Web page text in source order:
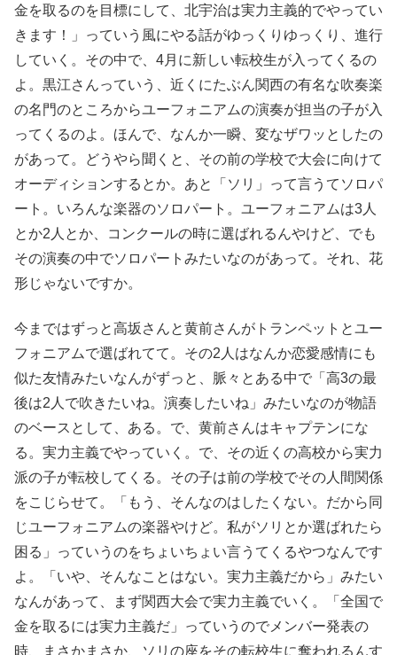
金を取るのを目標にして、北宇治は実力主義的でやってい
きます！」っていう風にやる話がゆっくりゆっくり、進行
していく。その中で、4月に新しい転校生が入ってくるの
よ。黒江さんっていう、近くにたぶん関西の有名な吹奏楽
の名門のところからユーフォニアムの演奏が担当の子が入
ってくるのよ。ほんで、なんか一瞬、変なザワッとしたの
があって。どうやら聞くと、その前の学校で大会に向けて
オーディションするとか。あと「ソリ」って言うてソロパ
ート。いろんな楽器のソロパート。ユーフォニアムは3人
とか2人とか、コンクールの時に選ばれるんやけど、でも
その演奏の中でソロパートみたいなのがあって。それ、花
形じゃないですか。
今まではずっと高坂さんと黄前さんがトランペットとユー
フォニアムで選ばれてて。その2人はなんか恋愛感情にも
似た友情みたいなんがずっと、脈々とある中で「高3の最
後は2人で吹きたいね。演奏したいね」みたいなのが物語
のベースとして、ある。で、黄前さんはキャプテンにな
る。実力主義でやっていく。で、その近くの高校から実力
派の子が転校してくる。その子は前の学校でその人間関係
をこじらせて。「もう、そんなのはしたくない。だから同
じユーフォニアムの楽器やけど。私がソリとか選ばれたら
困る」っていうのをちょいちょい言うてくるやつなんです
よ。「いや、そんなことはない。実力主義だから」みたい
なんがあって、まず関西大会で実力主義でいく。「全国で
金を取るには実力主義だ」っていうのでメンバー発表の
時、まさかまさか、ソリの座をその転校生に奪われるんす